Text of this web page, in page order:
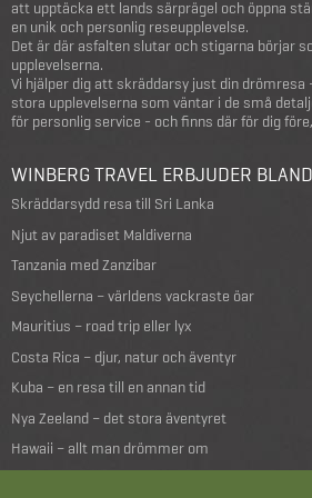
att upptäcka ett lands särprägel och öppna
en unik och personlig reseupplevelse.
Det är där asfalten slutar och stigarna börjar
upplevelserna.
Vi hjälper dig att skräddarsy just din drömresa
stora upplevelserna som väntar i de små
för personlig service - och finns där för dig
WINBERG TRAVEL ERBJUDER
Skräddarsydd resa till Sri Lanka
Njut av paradiset Maldiverna
Tanzania med Zanzibar
Seychellerna – världens vackraste öar
Mauritius – road trip eller lyx
Costa Rica – djur, natur och äventyr
Kuba – en resa till en annan tid
Nya Zeeland – det stora äventyret
Hawaii – allt man drömmer om